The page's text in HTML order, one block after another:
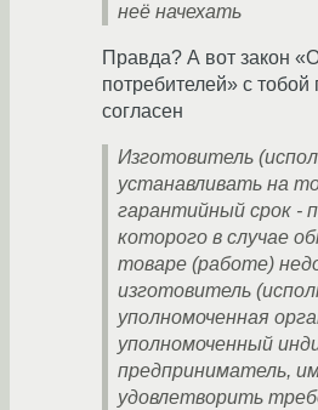
неё начехать
Правда? А вот закон
потребителей» с
согласен
Изготовитель
устанавливать на
гарантийный срок -
которого в случае
товаре (работе)
изготовитель
уполномоченная
уполномоченный
предприниматель,
удовлетворить